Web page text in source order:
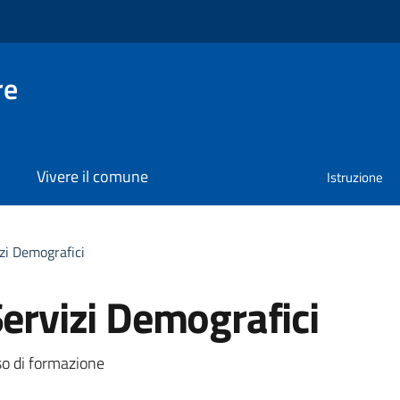
Vivere il comune Istruzione
Demografici
Demografici
di formazione